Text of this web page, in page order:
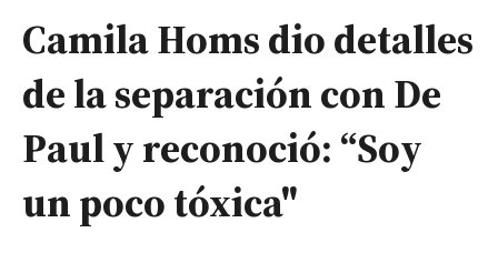
Camila Homs dio detalles
de la separación con De
Paul y reconoció: “Soy
un poco tóxica"